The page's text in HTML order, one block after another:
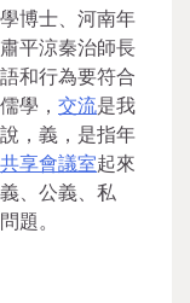
博士、河南年
平涼秦治師長
和行為要符合
學， 交流是我
，義，是指年
共享會議室起來
、公義、私
題。